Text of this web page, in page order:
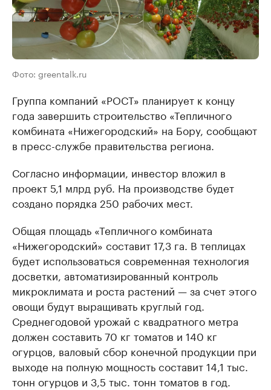
Фото: greentalk.ru
Группа компаний «РОСТ» планирует к концу
года завершить строительство «Тепличного
комбината «Нижегородский» на Бору, сообщают
в пресс-службе правительства региона.
Согласно информации, инвестор вложил в
проект 5,1 млрд руб. На производстве будет
создано порядка 250 рабочих мест.
Общая площадь «Тепличного комбината
«Нижегородский» составит 17,3 га. В теплицах
будет использоваться современная технология
досветки, автоматизированный контроль
микроклимата и роста растений — за счет этого
овощи будут выращивать круглый год.
Среднегодовой урожай с квадратного метра
должен составить 70 кг томатов и 140 кг
огурцов, валовый сбор конечной продукции при
выходе на полную мощность составит 14,1 тыс.
тонн огурцов и 3,5 тыс. тонн томатов в год.